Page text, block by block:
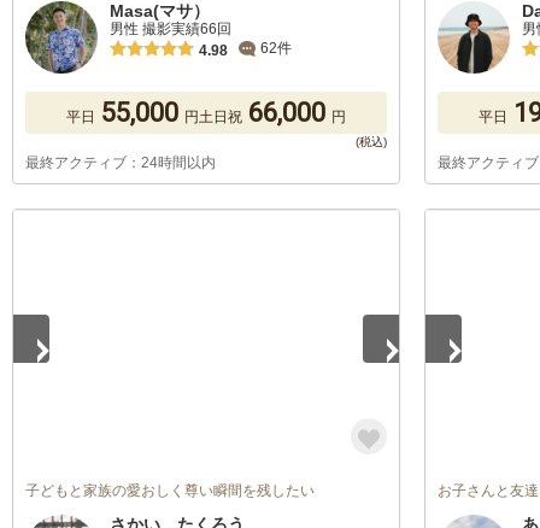
Masa(マサ）
男性 撮影実績66回
4.98
62件
平日 55,000 円土日祝 66,000 円
最終アクティブ：24時間以内
平日
最終アクティ
子どもと家族の愛おしく尊い瞬間を残したい お子さんと友